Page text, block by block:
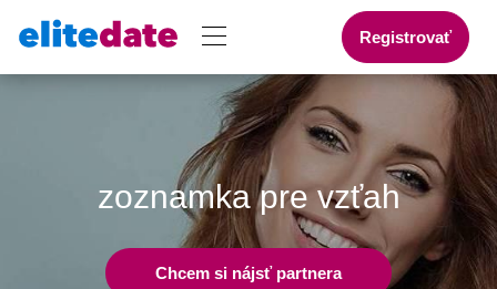
Registrovať
zoznamka pre vzťah
Chcem si nájsť partnera